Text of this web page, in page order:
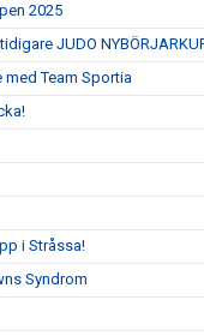
2025
JUDO
Team Sportia
i Stråssa!
Syndrom